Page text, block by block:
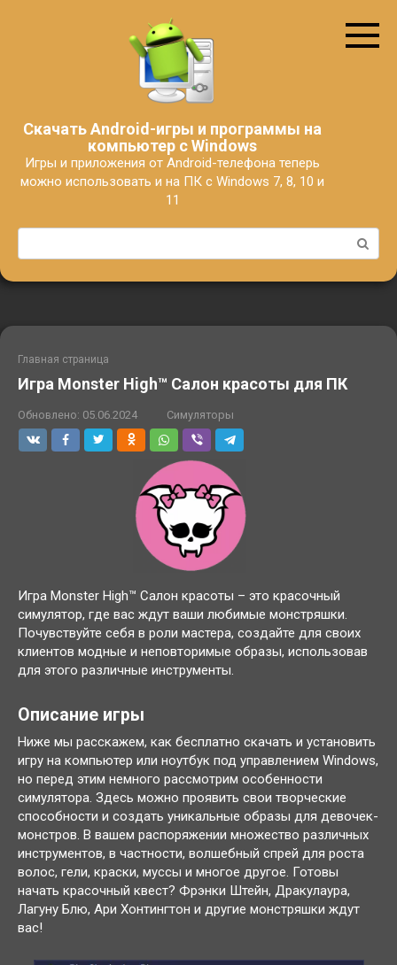
Скачать Android-игры и программы на
компьютер с Windows
Игры и приложения от Android-телефона теперь
можно использовать и на ПК с Windows 7, 8, 10 и
11
Поиск:
Главная страница
Игра Monster High™ Салон красоты для ПК
Обновлено: 05.06.2024 Симуляторы
Игра Monster High™ Салон красоты – это красочный
симулятор, где вас ждут ваши любимые монстряшки.
Почувствуйте себя в роли мастера, создайте для своих
клиентов модные и неповторимые образы, использовав
для этого различные инструменты.
Описание игры
Ниже мы расскажем, как бесплатно скачать и установить
игру на компьютер или ноутбук под управлением Windows,
но перед этим немного рассмотрим особенности
симулятора. Здесь можно проявить свои творческие
способности и создать уникальные образы для девочек-
монстров. В вашем распоряжении множество различных
инструментов, в частности, волшебный спрей для роста
волос, гели, краски, муссы и многое другое. Готовы
начать красочный квест? Фрэнки Штейн, Дракулаура,
Лагуну Блю, Ари Хонтингтон и другие монстряшки ждут
вас!